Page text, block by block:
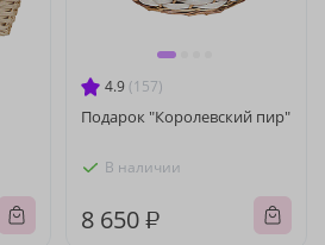
4.9 (157)
Подарок "Королевский пир"
В наличии
8 650 ₽